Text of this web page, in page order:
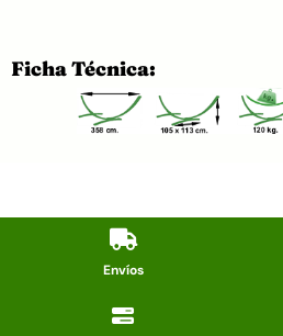
Ficha Técnica:
Envíos